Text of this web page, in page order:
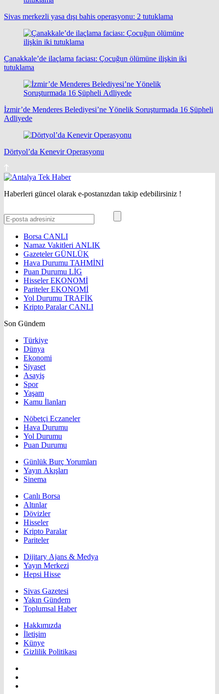
Sivas merkezli yasa dışı bahis operasyonu: 2 tutuklama
Çanakkale’de ilaçlama faciası: Çocuğun ölümüne ilişkin iki
tutuklama
İzmir’de Menderes Belediyesi’ne Yönelik Soruşturmada 16 Şüpheli
Adliyede
Dörtyol’da Kenevir Operasyonu
Haberleri güncel olarak e-postanızdan takip edebilirsiniz !
Borsa CANLI
Namaz Vakitleri ANLIK
GazetelerGÜNLÜK
Hava Durumu TAHMİNİ
Puan Durumu LİG
HisselerEKONOMİ
ParitelerEKONOMİ
Yol Durumu TRAFİK
Kripto ParalarCANLI
Son Gündem
Türkiye
Dünya
Ekonomi
Siyaset
Asayiş
Spor
Yaşam
Kamu İlanları
Nöbetçi Eczaneler
Hava Durumu
Yol Durumu
Puan Durumu
Günlük Burç Yorumları
Yayın Akışları
Sinema
Canlı Borsa
Altınlar
Dövizler
Hisseler
Kripto Paralar
Pariteler
Dijitary Ajans & Medya
Yayın Merkezi
Hepsi Hisse
Sivas Gazetesi
Yakın Gündem
Toplumsal Haber
Hakkımızda
İletişim
Künye
Gizlilik Politikası